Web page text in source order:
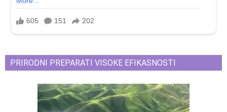
PRIRODNI PREPARATI VISOKE EFIKASNOSTI